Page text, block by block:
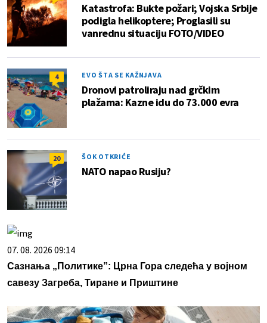
Katastrofa: Bukte požari; Vojska Srbije
podigla helikoptere; Proglasili su
vanrednu situaciju FOTO/VIDEO
4 EVO ŠTA SE KAŽNJAVA
Dronovi patroliraju nad grčkim
plažama: Kazne idu do 73.000 evra
20 ŠOK OTKRIĆE
NATO napao Rusiju?
07. 08. 2026 09:14
Сазнања „Политике”: Црна Гора следећа у војном
савезу Загреба, Тиране и Приштине